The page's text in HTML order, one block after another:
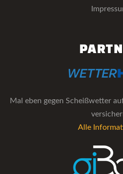
Mal eben gegen Scheißwetter
Alle